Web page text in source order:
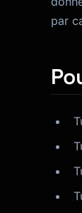
par